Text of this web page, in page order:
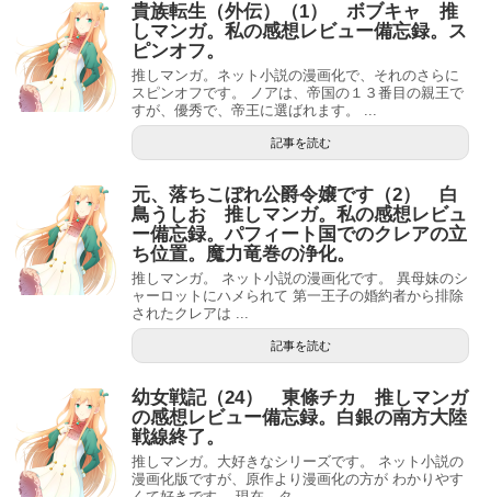
貴族転生（外伝）（1） ボブキャ 推
しマンガ。私の感想レビュー備忘録。ス
ピンオフ。
推しマンガ。ネット小説の漫画化で、それのさらに
スピンオフです。 ノアは、帝国の１３番目の親王で
すが、優秀で、帝王に選ばれます。 ...
記事を読む
元、落ちこぼれ公爵令嬢です（2） 白
鳥うしお 推しマンガ。私の感想レビュ
ー備忘録。パフィート国でのクレアの立
ち位置。魔力竜巻の浄化。
推しマンガ。 ネット小説の漫画化です。 異母妹のシ
ャーロットにハメられて 第一王子の婚約者から排除
されたクレアは ...
記事を読む
幼女戦記（24） 東條チカ 推しマンガ
の感想レビュー備忘録。白銀の南方大陸
戦線終了。
推しマンガ。大好きなシリーズです。 ネット小説の
漫画化版ですが、原作より漫画化の方が わかりやす